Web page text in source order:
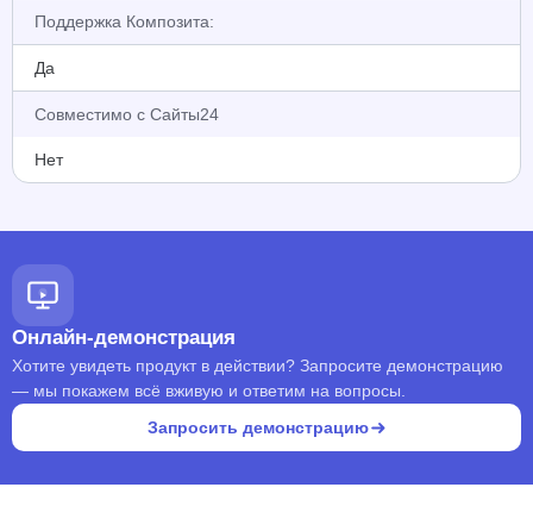
Поддержка Композита:
Да
Совместимо с Сайты24
Нет
Онлайн-демонстрация
Хотите увидеть продукт в действии? Запросите демонстрацию
— мы покажем всё вживую и ответим на вопросы.
Запросить демонстрацию